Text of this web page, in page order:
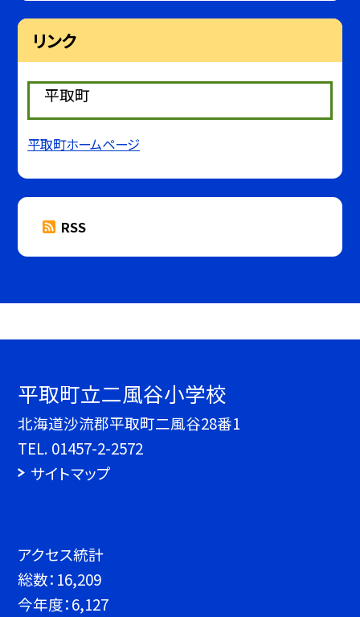
リンク
平取町
平取町ホームページ
RSS
平取町立二風谷小学校
北海道沙流郡平取町二風谷28番1
TEL. 01457-2-2572
サイトマップ
アクセス統計
総数： 16,209
今年度：6,127